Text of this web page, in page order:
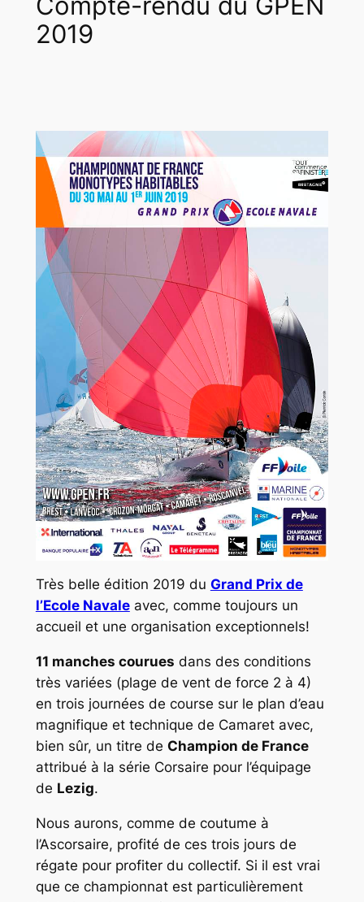
2019
Très belle édition 2019 du Grand Prix de
l’Ecole Navaleavec, comme toujours un
accueil et une organisation exceptionnels!
11 manches courues dans des conditions
très variées (plage de vent de force 2 à 4)
en trois journées de course sur le plan d’eau
magnifique et technique de Camaretavec,
bien sûr, un titre de Champion de France
attribué à la série Corsaire pour l’équipage
de Lezig.
Nous aurons, comme de coutume à
l’Ascorsaire, profité de ces trois jours de
régate pour profiter du collectif. Si il est vrai
que ce championnat est particulièrement